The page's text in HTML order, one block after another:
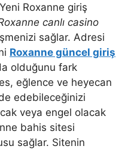
Roxanne giriş
canlı casino
sağlar. Adresi
Roxanne güncel giriş
olduğunu fark
eğlence ve heyecan
edebileceğinizi
veya engel olacak
bahis sitesi
sağlar. Sitenin